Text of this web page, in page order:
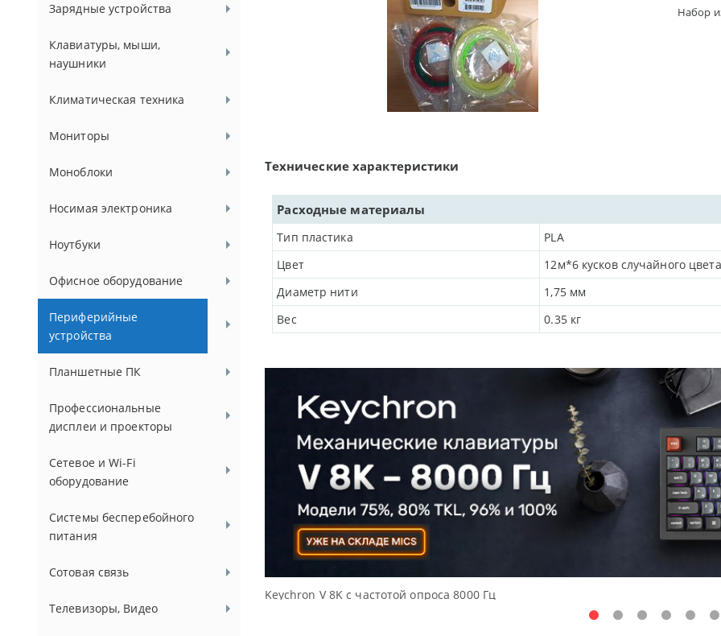
Зарядные устройства
Клавиатуры, мыши,
наушники
Климатическая техника
Мониторы
Моноблоки
Носимая электроника
Ноутбуки
Офисное оборудование
Периферийные
устройства
Планшетные ПК
Профессиональные
дисплеи и проекторы
Сетевое и Wi-Fi
оборудование
Системы бесперебойного
питания
Сотовая связь
Телевизоры, Видео
Набор
Технические характеристики
Расходные материалы
Тип пластика
PLA
Цвет
12м*6 кусков случайного цвета
Диаметр нити
1,75 мм
Вес
0.35 кг
Keychron V 8K с частотой опроса 8000 Гц